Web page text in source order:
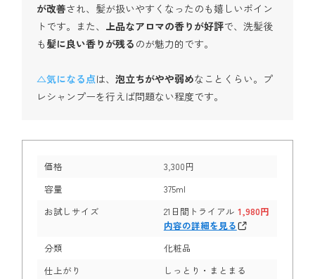
が改善され、髪が扱いやすくなったのも嬉しいポイン
トです。また、 上品なアロマの香りが好評で、洗髪後
も 髪に良い香りが残る のが魅力的です。
△気になる点は、泡立ちがやや弱めなことくらい。プ
レシャンプーを行えば問題ない程度です。
価格
3,300円
容量
375ml
お試しサイズ
21日間トライアル 1,980円
内容の詳細を見る
分類
化粧品
仕上がり
しっとり・まとまる